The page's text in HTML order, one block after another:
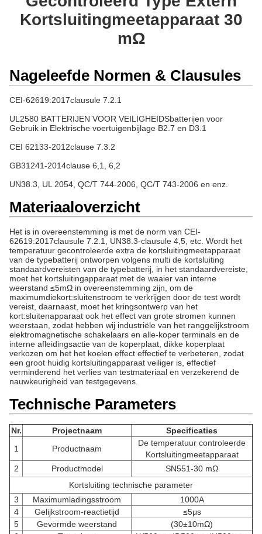
Kortsluitingmeetapparaat 30
mΩ
Nageleefde Normen & Clausules
CEI-62619:2017clausule 7.2.1
UL2580 BATTERIJEN VOOR VEILIGHEIDSbatterijen voor
Gebruik in Elektrische voertuigenbijlage B2.7 en D3.1
CEI 62133-2012clause 7.3.2
GB31241-2014clause 6,1, 6,2
UN38.3, UL 2054, QC/T 744-2006, QC/T 743-2006 en enz.
Materiaaloverzicht
Het is in overeenstemming is met de norm van CEI-
62619:2017clausule 7.2.1, UN38.3-clausule 4,5, etc. Wordt het
temperatuur gecontroleerde extra de kortsluitingmeetapparaat
van de typebatterij ontworpen volgens multi de kortsluiting
standaardvereisten van de typebatterij, in het standaardvereiste,
moet het kortsluitingapparaat met de waaier van interne
weerstand ≤5mΩ in overeenstemming zijn, om de
maximumdiekort:sluitenstroom te verkrijgen door de test wordt
vereist, daarnaast, moet het kringsontwerp van het
kort:sluitenapparaat ook het effect van grote stromen kunnen
weerstaan, zodat hebben wij industriële van het ranggelijkstroom
elektromagnetische schakelaars en alle-koper terminals en de
interne afleidingsactie van de koperplaat, dikke koperplaat
verkozen om het het koelen effect effectief te verbeteren, zodat
een groot huidig kortsluitingapparaat veiliger is, effectief
verminderend het verlies van testmateriaal en verzekerend de
nauwkeurigheid van testgegevens.
Technische Parameters
Nr. Projectnaam
Specificaties
1
Productnaam
De temperatuur controleerde
Kortsluitingmeetapparaat
2
Productmodel
SN551-30 mΩ
Kortsluiting technische parameter
3
Maximumladingsstroom
1000A
4
Gelijkstroom-reactietijd
≤5μs
5
Gevormde weerstand
(30±10mΩ)